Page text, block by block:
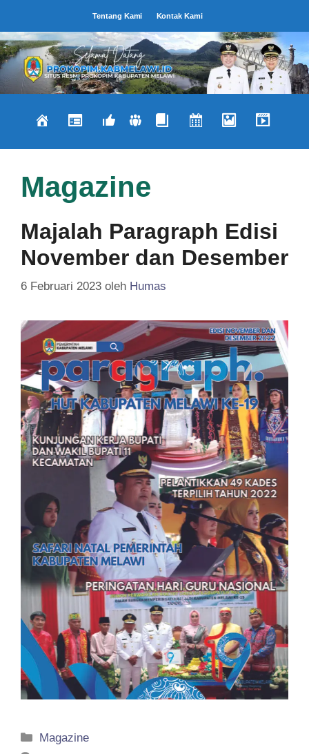
isi
Tentang Kami Kontak Kami
Magazine
Majalah Paragraph Edisi
November dan Desember
6 Februari 2023 oleh Humas
Kategori
Magazine